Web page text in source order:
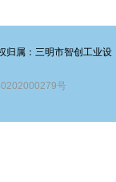
归属：三明市智创工业设
号